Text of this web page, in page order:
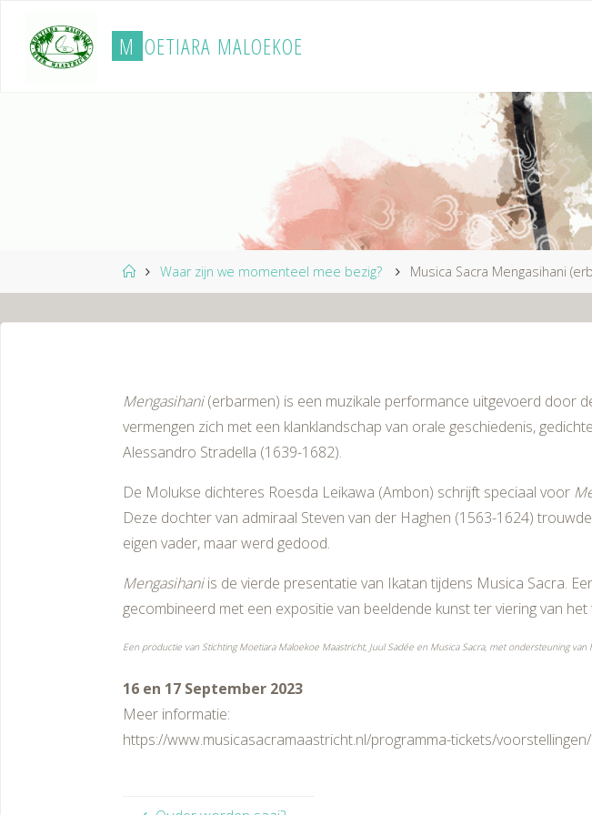
M OETIARA MALOEKOE
HomeWaar zijn we momenteel mee bezig? Musica Sacra Mengasihani
Mengasihani(erbarmen) is een muzikale performance uitgevoerd door
vermengen zich met een klanklandschap van orale geschiedenis,
Alessandro Stradella (1639-1682).
De Molukse dichteres Roesda Leikawa (Ambon) schrijft speciaal voor
Deze dochter van admiraal Steven van der Haghen (1563-1624)
eigen vader, maar werd gedood.
Mengasihaniis de vierde presentatie van Ikatan tijdens Musica Sacra.
gecombineerd met een expositie van beeldende kunst ter viering van
Een productie van Stichting Moetiara Maloekoe Maastricht, Juul Sadée en Musica Sacra, met ondersteuning van
16 en 17 September 2023
Meer informatie:
https://www.musicasacramaastricht.nl/programma-tickets/